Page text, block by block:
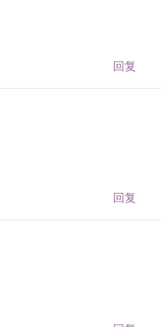
回复
回复